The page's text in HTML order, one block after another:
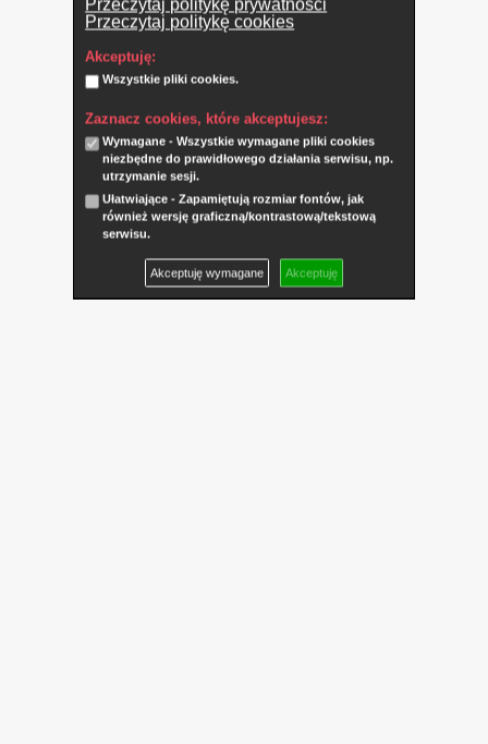
Przeczytaj politykę prywatności
Przeczytaj politykę cookies
Akceptuję:
Wszystkie pliki cookies.
Zaznacz cookies, które akceptujesz:
Wymagane - Wszystkie wymagane pliki cookies
niezbędne do prawidłowego działania serwisu, np.
utrzymanie sesji.
Ułatwiające - Zapamiętują rozmiar fontów, jak
również wersję graficzną/kontrastową/tekstową
serwisu.
Akceptuję wymagane Akceptuję